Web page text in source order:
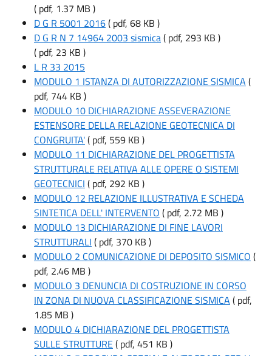
( pdf, 1.37 MB )
D G R 5001 2016( pdf, 68 KB )
D G R N 7 14964 2003 sismica( pdf, 293 KB )
( pdf, 23 KB )
L R 33 2015
MODULO 1 ISTANZA DI AUTORIZZAZIONE SISMICA (
pdf, 744 KB )
MODULO 10 DICHIARAZIONE ASSEVERAZIONE
ESTENSORE DELLA RELAZIONE GEOTECNICA DI
CONGRUITA'( pdf, 559 KB )
MODULO 11 DICHIARAZIONE DEL PROGETTISTA
STRUTTURALE RELATIVA ALLE OPERE O SISTEMI
GEOTECNICI ( pdf, 292 KB )
MODULO 12 RELAZIONE ILLUSTRATIVA E SCHEDA
SINTETICA DELL' INTERVENTO ( pdf, 2.72 MB )
MODULO 13 DICHIARAZIONE DI FINE LAVORI
STRUTTURALI ( pdf, 370 KB )
MODULO 2 COMUNICAZIONE DI DEPOSITO SISMICO (
pdf, 2.46 MB )
MODULO 3 DENUNCIA DI COSTRUZIONE IN CORSO
IN ZONA DI NUOVA CLASSIFICAZIONE SISMICA ( pdf,
1.85 MB )
MODULO 4 DICHIARAZIONE DEL PROGETTISTA
SULLE STRUTTURE( pdf, 451 KB )